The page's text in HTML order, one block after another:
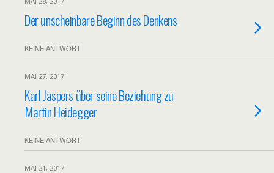
Der unscheinbare Beginn des Denkens
KEINE ANTWORT
MAI 27, 2017
Karl Jaspers über seine Beziehung zu
Martin Heidegger
KEINE ANTWORT
MAI 21, 2017